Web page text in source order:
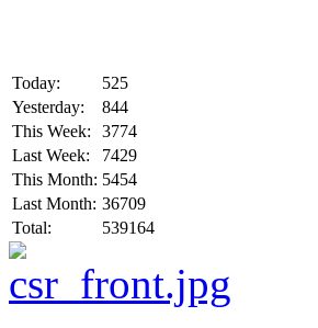
Today:
525
Yesterday:
844
This Week:
3774
Last Week:
7429
This Month: 5454
Last Month: 36709
Total:
539164